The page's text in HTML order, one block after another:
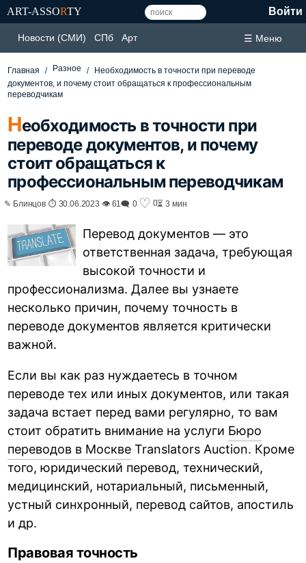
ART-ASSORTY Войти
Новости (СМИ) СПб Арт ☰ Меню
Главная Разное
Необходимость в точности при переводе
документов, и почему стоит обращаться к профессиональным
переводчикам
Необходимость в точности при
переводе документов, и почему
стоит обращаться к
профессиональным переводчикам
✎ Блинцов ⏱ 30.06.2023 👁 61🗨 0 ♡ 0⏳ 3 мин
Перевод документов — это
ответственная задача, требующая
высокой точности и
профессионализма. Далее вы узнаете
несколько причин, почему точность в
переводе документов является критически
важной.
Если вы как раз нуждаетесь в точном
переводе тех или иных документов, или такая
задача встает перед вами регулярно, то вам
стоит обратить внимание на услуги Бюро
переводов в Москве Translators Auction. Кроме
того, юридический перевод, технический,
медицинский, нотариальный, письменный,
устный синхронный, перевод сайтов, апостиль
и др.
Правовая точность